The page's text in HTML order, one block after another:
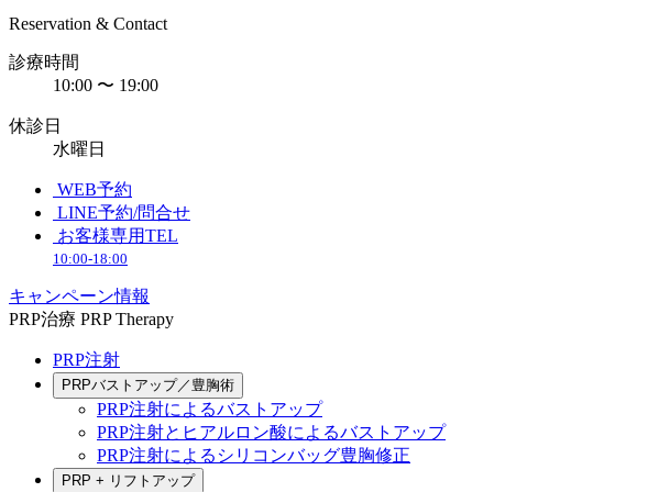
Reservation & Contact
診療時間
10:00 〜 19:00
休診日
水曜日
WEB予約
LINE予約/問合せ
お客様専用TEL
10:00-18:00
キャンペーン情報
PRP治療 PRP Therapy
PRP注射
PRPバストアップ／豊胸術
PRP注射によるバストアップ
PRP注射とヒアルロン酸によるバストアップ
PRP注射によるシリコンバッグ豊胸修正
PRP + リフトアップ